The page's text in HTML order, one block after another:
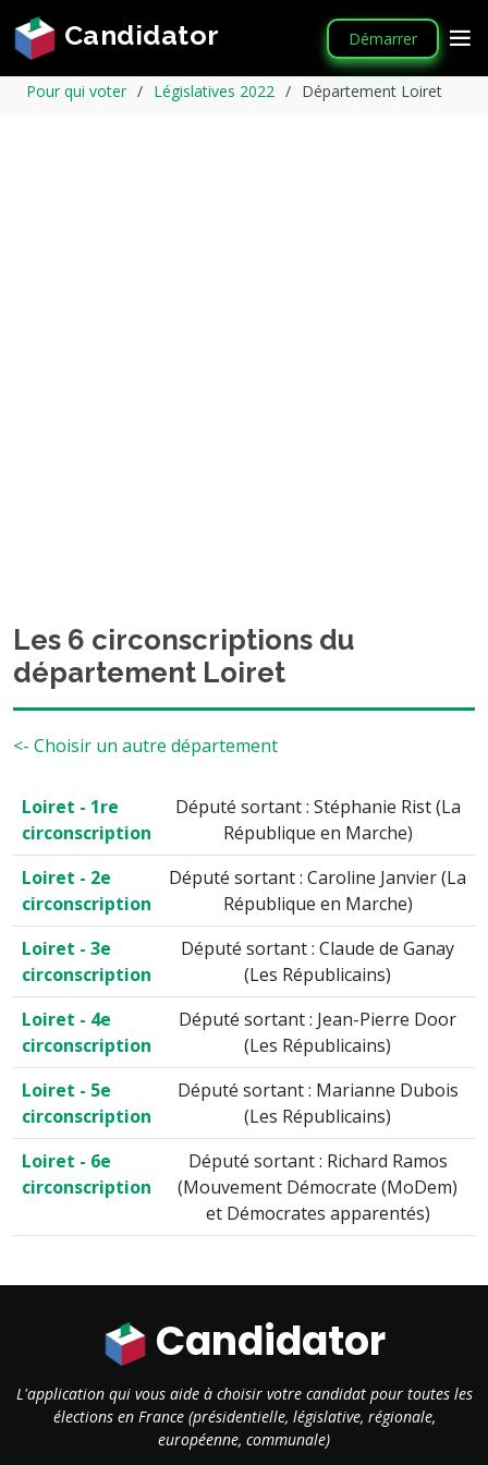
Candidator Démarrer
Pour qui voter Législatives 2022 Département Loiret
Les 6 circonscriptions du
département Loiret
<- Choisir un autre département
Loiret - 1re
circonscription
Député sortant : Stéphanie Rist (La
République en Marche)
Loiret - 2e
circonscription
Député sortant : Caroline Janvier (La
République en Marche)
Loiret - 3e
circonscription
Député sortant : Claude de Ganay
(Les Républicains)
Loiret - 4e
circonscription
Député sortant : Jean-Pierre Door
(Les Républicains)
Loiret - 5e
circonscription
Député sortant : Marianne Dubois
(Les Républicains)
Loiret - 6e
circonscription
Député sortant : Richard Ramos
(Mouvement Démocrate (MoDem)
et Démocrates apparentés)
Candidator
L'application qui vous aide à choisir votre candidat pour toutes les
élections en France (présidentielle, législative, régionale,
européenne, communale)